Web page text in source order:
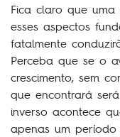
Fica claro que
esses aspectos
fatalmente
Perceba que se o
crescimento, sem
que encontrará
inverso acontece
apenas um período